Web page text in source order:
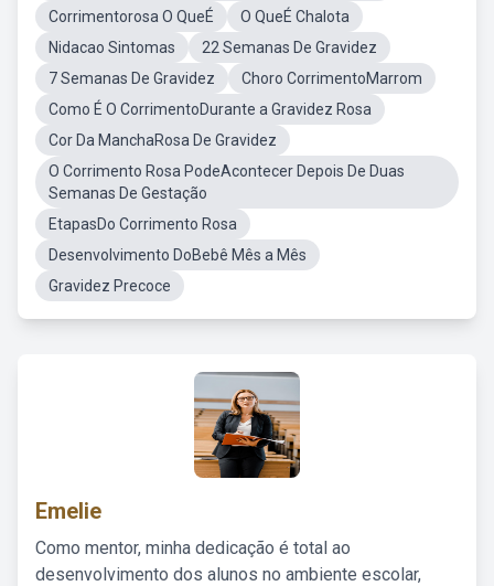
Corrimentorosa O QueÉ
O QueÉ Chalota
Nidacao Sintomas
22 Semanas De Gravidez
7 Semanas De Gravidez
Choro CorrimentoMarrom
Como É O CorrimentoDurante a Gravidez Rosa
Cor Da ManchaRosa De Gravidez
O Corrimento Rosa PodeAcontecer Depois De Duas
Semanas De Gestação
EtapasDo Corrimento Rosa
Desenvolvimento DoBebê Mês a Mês
Gravidez Precoce
Emelie
Como mentor, minha dedicação é total ao
desenvolvimento dos alunos no ambiente escolar,